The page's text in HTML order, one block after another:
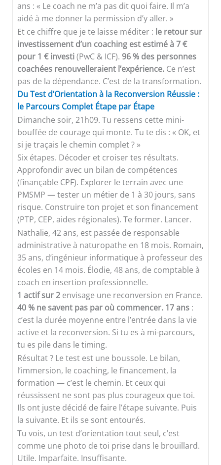
ans : « Le coach ne m’a pas dit quoi faire. Il m’a
aidé à me donner la permission d’y aller. »
Et ce chiffre que je te laisse méditer : le retour sur
investissement d’un coaching est estimé à 7 €
pour 1 € investi(PwC & ICF). 96 % des personnes
coachées renouvelleraient l’expérience.Ce n’est
pas de la dépendance. C’est de la transformation.
Du Test d’Orientation à la Reconversion Réussie :
le Parcours Complet Étape par Étape
Dimanche soir, 21h09. Tu ressens cette mini-
bouffée de courage qui monte. Tu te dis : « OK, et
si je traçais le chemin complet ? »
Six étapes. Décoder et croiser tes résultats.
Approfondir avec un bilan de compétences
(finançable CPF). Explorer le terrain avec une
PMSMP — tester un métier de 1 à 30 jours, sans
risque. Construire ton projet et son financement
(PTP, CEP, aides régionales). Te former. Lancer.
Nathalie, 42 ans, est passée de responsable
administrative à naturopathe en 18 mois. Romain,
35 ans, d’ingénieur informatique à professeur des
écoles en 14 mois. Élodie, 48 ans, de comptable à
coach en insertion professionnelle.
1 actif sur 2envisage une reconversion en France.
40 % ne savent pas par où commencer. 17 ans:
c’est la durée moyenne entre l’entrée dans la vie
active et la reconversion. Si tu es à mi-parcours,
tu es pile dans le timing.
Résultat ? Le test est une boussole. Le bilan,
l’immersion, le coaching, le financement, la
formation — c’est le chemin. Et ceux qui
réussissent ne sont pas plus courageux que toi.
Ils ont juste décidé de faire l’étape suivante. Puis
la suivante. Et ils se sont entourés.
Tu vois, un test d’orientation tout seul, c’est
comme une photo de toi prise dans le brouillard.
Utile. Imparfaite. Insuffisante.